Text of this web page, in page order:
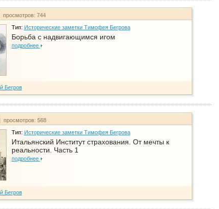
744
Тип: Исторические заметки Тимофея Бегрова
Борьба с надвигающимся игом
подробнее
Бегров
568
Тип: Исторические заметки Тимофея Бегрова
Итальянский Институт страхования. От мечты к
реальности. Часть 1
подробнее
Бегров